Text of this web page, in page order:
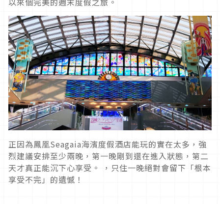
正因為鳳凰Seagaia海濱度假酒店能玩的實在太多，強
烈建議安排至少兩晚，第一晚剛到還在進入狀態，第二
天才真正能沉下心享受。 ，只住一晚絕對會留下「根本
享受不完」的遺憾！